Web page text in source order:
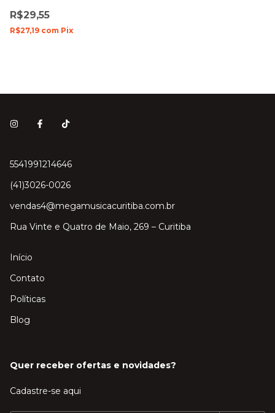
MUSICAIS CLAVE DE SOM
R$29,55
R$27,19 com Pix
5541991214646
(41)3026-0026
vendas4@megamusicacuritiba.com.br
Rua Vinte e Quatro de Maio, 269 – Curitiba
Início
Contato
Políticas
Blog
Quer receber ofertas e novidades?
Cadastre-se aqui